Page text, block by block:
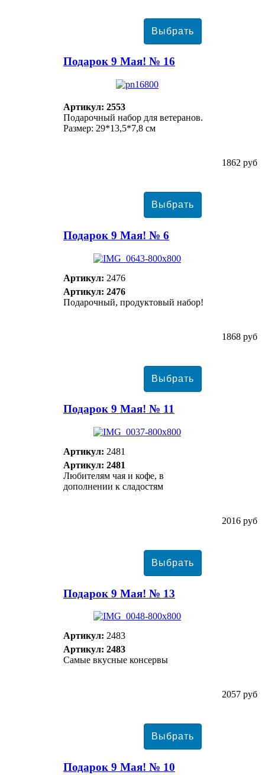
Подарок 9 Мая! № 16
Артикул: 2553
Подарочный набор для ветеранов.
Размер: 29*13,5*7,8 см
1862 руб
Подарок 9 Мая! № 6
Артикул: 2476
Артикул: 2476
Подарочный, продуктовый набор!
1868 руб
Подарок 9 Мая! № 11
Артикул: 2481
Артикул: 2481
Любителям чая и кофе, в
дополнении к сладостям
2016 руб
Подарок 9 Мая! № 13
Артикул: 2483
Артикул: 2483
Самые вкусные консервы
2057 руб
Подарок 9 Мая! № 10